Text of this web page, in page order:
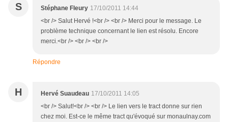
S Stéphane Fleury 17/10/2011 14:44
<br /> Salut Hervé !<br /> <br /> Merci pour le message. Le
problème technique concernant le lien est résolu. Encore
merci.<br /> <br /> <br />
Répondre
H Hervé Suaudeau 17/10/2011 14:05
<br /> Salut!<br /> <br /> Le lien vers le tract donne sur rien
chez moi. Est-ce le même tract qu'évoqué sur monaulnay.com